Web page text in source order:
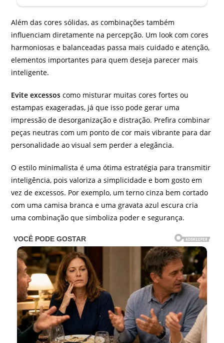
Além das cores sólidas, as combinações também
influenciam diretamente na percepção. Um look com cores
harmoniosas e balanceadas passa mais cuidado e atenção,
elementos importantes para quem deseja parecer mais
inteligente.
Evite excessos como misturar muitas cores fortes ou
estampas exageradas, já que isso pode gerar uma
impressão de desorganização e distração. Prefira combinar
peças neutras com um ponto de cor mais vibrante para dar
personalidade ao visual sem perder a elegância.
O estilo minimalista é uma ótima estratégia para transmitir
inteligência, pois valoriza a simplicidade e bom gosto em
vez de excessos. Por exemplo, um terno cinza bem cortado
com uma camisa branca e uma gravata azul escura cria
uma combinação que simboliza poder e segurança.